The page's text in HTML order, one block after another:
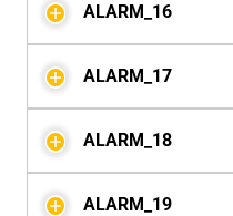
ALARM_16
ALARM_17
ALARM_18
ALARM_19